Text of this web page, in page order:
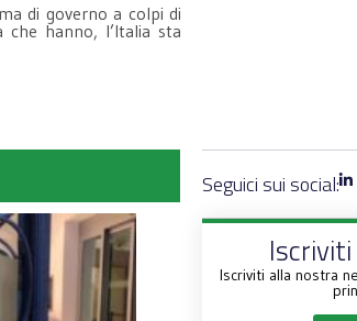
di governo a colpi di
che hanno, l’Italia sta
Seguici sui social:
Iscriviti alla nostra